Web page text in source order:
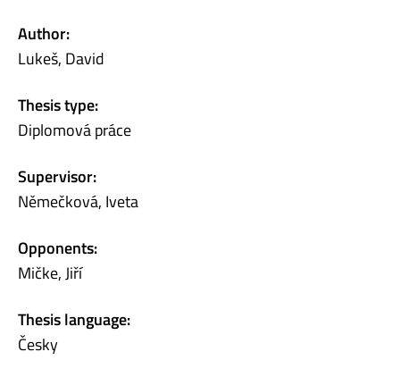
Author:
Lukeš, David
Thesis type:
Diplomová práce
Supervisor:
Němečková, Iveta
Opponents:
Mičke, Jiří
Thesis language:
Česky